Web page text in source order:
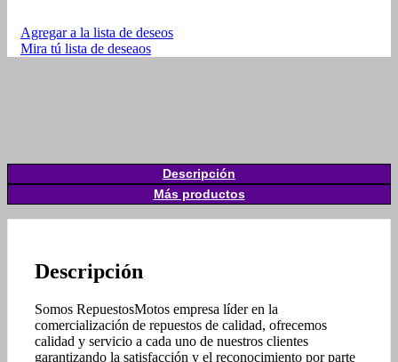
Agregar a la lista de deseos
Mira tú lista de deseaos
Descripción
Más productos
Descripción
Somos RepuestosMotos empresa líder en la
comercialización de repuestos de calidad, ofrecemos
calidad y servicio a cada uno de nuestros clientes
garantizando la satisfacción y el reconocimiento por parte